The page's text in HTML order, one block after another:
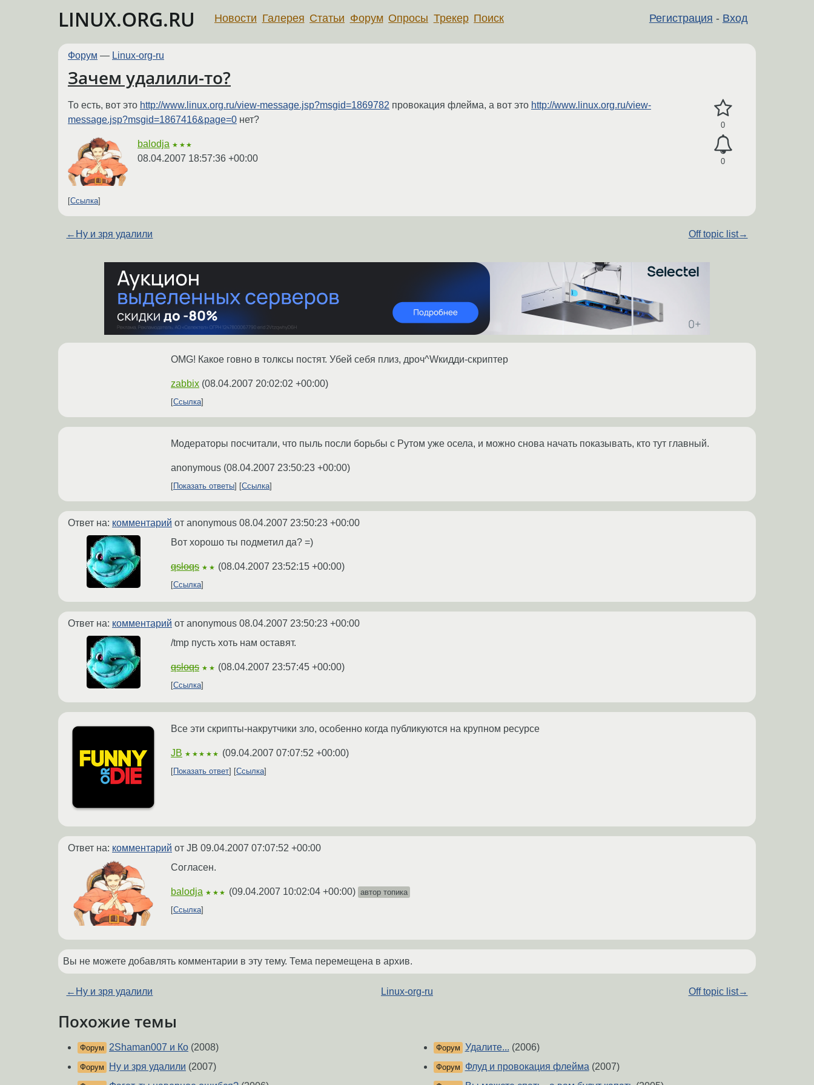
LINUX.ORG.RU Регистрация - Вход
Новости Галерея Статьи Форум Опросы Трекер Поиск
Форум — Linux-org-ru
Зачем удалили-то?
0
0
То есть, вот это http://www.linux.org.ru/view-message.jsp?msgid=1869782 провокация флейма, а вот это http://www.linux.org.ru/view-
message.jsp?msgid=1867416&page=0 нет?
balodja ★★★
08.04.2007 18:57:36 +00:00
Ссылка
← Ну и зря удалили Off topic list→
OMG! Какое говно в толксы постят. Убей себя плиз, дроч^Wкидди-скриптер
zabbix (08.04.2007 20:02:02 +00:00)
Ссылка
Модераторы посчитали, что пыль посли борьбы с Рутом уже осела, и можно снова начать показывать, кто тут главный.
anonymous (08.04.2007 23:50:23 +00:00)
Показать ответы Ссылка
Ответ на: комментарий от anonymous 08.04.2007 23:50:23 +00:00
Вот хорошо ты подметил да? =)
qsloqs ★★ (08.04.2007 23:52:15 +00:00)
Ссылка
Ответ на: комментарий от anonymous 08.04.2007 23:50:23 +00:00
/tmp пусть хоть нам оставят.
qsloqs ★★ (08.04.2007 23:57:45 +00:00)
Ссылка
Все эти скрипты-накрутчики зло, особенно когда публикуются на крупном ресурсе
JB ★★★★★ (09.04.2007 07:07:52 +00:00)
Показать ответ Ссылка
Ответ на: комментарий от JB 09.04.2007 07:07:52 +00:00
Согласен.
balodja ★★★ (09.04.2007 10:02:04 +00:00) автор топика
Ссылка
Вы не можете добавлять комментарии в эту тему. Тема перемещена в архив.
← Ну и зря удалили Linux-org-ru Off topic list→
Похожие темы
Форум 2Shaman007 и Ко (2008)
Форум Ну и зря удалили (2007)
Форум Удалите... (2006)
Форум Флуд и провокация флейма (2007)